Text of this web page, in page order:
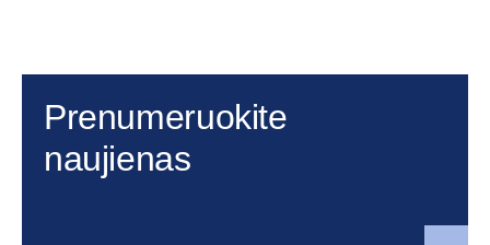
Prenumeruokite
naujienas